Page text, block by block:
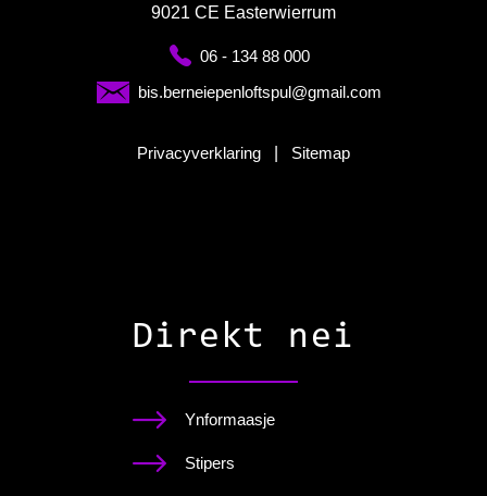
9021 CE Easterwierrum
06 - 134 88 000
bis.berneiepenloftspul@gmail.com
Privacyverklaring Sitemap
Direkt nei
Ynformaasje
Stipers